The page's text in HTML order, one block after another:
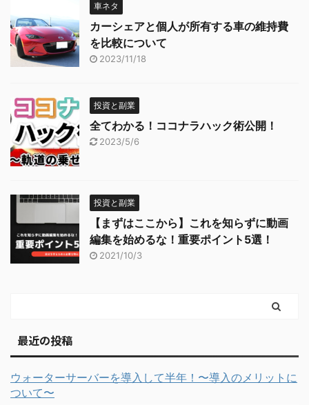
車ネタ
カーシェアと個人が所有する車の維持費
を比較について
2023/11/18
投資と副業
全てわかる！ココナラハック術公開！
2023/5/6
投資と副業
【まずはここから】これを知らずに動画
編集を始めるな！重要ポイント5選！
2021/10/3
最近の投稿
ウォーターサーバーを導入して半年！〜導入のメリットに
ついて〜